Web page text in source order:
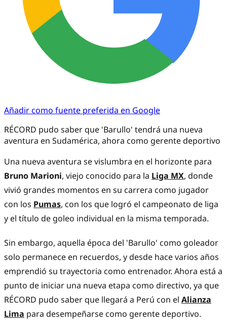
Añadir como fuente preferida en Google
RÉCORD pudo saber que 'Barullo' tendrá una nueva
aventura en Sudamérica, ahora como gerente deportivo
Una nueva aventura se vislumbra en el horizonte para
Bruno Marioni, viejo conocido para la Liga MX, donde
vivió grandes momentos en su carrera como jugador
con los Pumas, con los que logró el campeonato de liga
y el título de goleo individual en la misma temporada.
Sin embargo, aquella época del 'Barullo' como goleador
solo permanece en recuerdos, y desde hace varios años
emprendió su trayectoria como entrenador. Ahora está a
punto de iniciar una nueva etapa como directivo, ya que
RÉCORD pudo saber que llegará a Perú con el Alianza
Lima para desempeñarse como gerente deportivo.